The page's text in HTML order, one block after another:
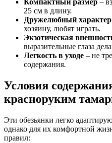
Компактный размер –
25 см в длину.
Дружелюбный характер
хозяину, любят играть.
Экзотическая
выразительные глаза
Легкость в уходе – не
содержания.
Условия
красноруким
Эти обезьянки легко
однако для их комфортной
правил: